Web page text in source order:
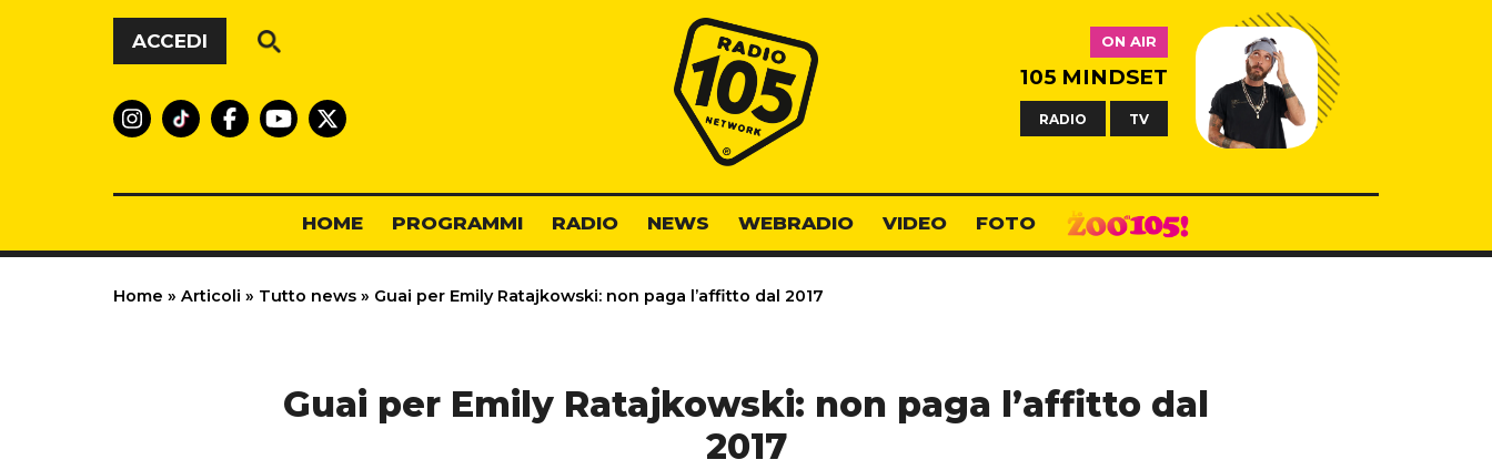
Vai al contenuto
ACCEDI
Radio 105
ON AIR
105 MINDSET
RADIO TV
HOME PROGRAMMI RADIO NEWS WEBRADIO VIDEO FOTO
Home » Articoli » Tutto news » Guai per Emily Ratajkowski: non paga l’affitto dal 2017
Guai per Emily Ratajkowski: non paga l’affitto dal
2017